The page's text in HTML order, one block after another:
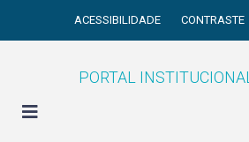
ACESSIBILIDADE CONTRASTE
PORTAL INSTITUCIONAL